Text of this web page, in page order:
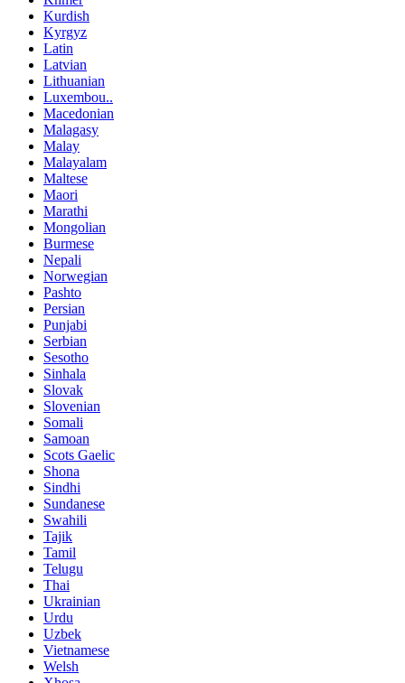
Kurdish
Kyrgyz
Latin
Latvian
Lithuanian
Luxembou..
Macedonian
Malagasy
Malay
Malayalam
Maltese
Maori
Marathi
Mongolian
Burmese
Nepali
Norwegian
Pashto
Persian
Punjabi
Serbian
Sesotho
Sinhala
Slovak
Slovenian
Somali
Samoan
Scots Gaelic
Shona
Sindhi
Sundanese
Swahili
Tajik
Tamil
Telugu
Thai
Ukrainian
Urdu
Uzbek
Vietnamese
Welsh